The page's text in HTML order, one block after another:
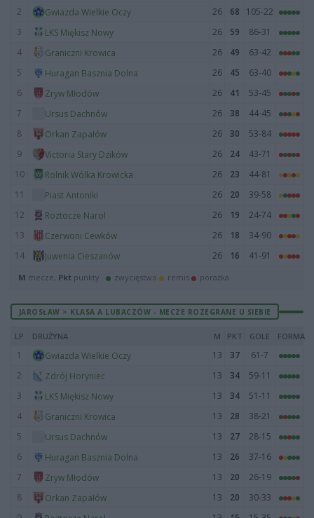
2
Gwiazda Wielkie Oczy 26 68
105-22
3
LKS Miękisz Nowy 26 59
86-31
4
Graniczni Krowica 26 49
63-42
5
Huragan Basznia Dolna 26 45
63-40
6
Zryw Młodów 26 41
53-45
7
Ursus Dachnów 26 38
44-45
8
Orkan Zapałów 26 30
53-84
9
Victoria Stary Dzików 26 24
43-71
10
Rolnik Wólka Krowicka 26 23
44-81
11
Piast Antoniki 26 20
39-58
12
Roztocze Narol 26 19
24-74
13
Czerwoni Cewków 26 18
34-90
14
Juwenia Cieszanów 26 16 41-91
M mecze, Pkt punkty · zwycięstwo remis porażka
JAROSŁAW > KLASA A LUBACZÓW - MECZE ROZEGRANE U SIEBIE
LP DRUŻYNA M PKT GOLE FORMA
1 Gwiazda Wielkie Oczy 13 37
61-7
2
Zdrój Horyniec 13 34
59-11
3
LKS Miękisz Nowy 13 34
51-11
4
Graniczni Krowica 13 28
38-21
5
Ursus Dachnów 13 27
28-15
6
Huragan Basznia Dolna 13 26
37-16
7
Zryw Młodów 13 20
26-19
8
Orkan Zapałów 13 20
30-33